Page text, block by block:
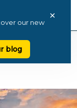
our new
blog
×